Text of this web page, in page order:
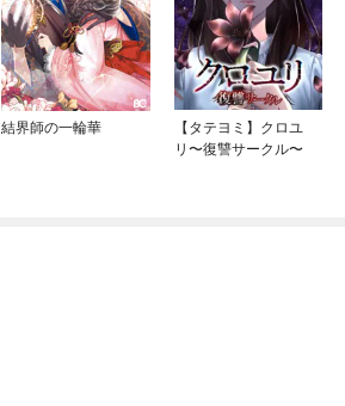
結界師の一輪華
【タテヨミ】クロユ
リ〜復讐サークル〜